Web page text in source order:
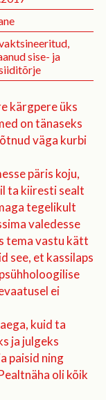
sise- ja
kärgpere üks
on tänaseks
väga kurbi
päris koju,
ta kiiresti sealt
tegelikult
valedesse
tema vastu kätt
see, et kassilaps
ei
kuid ta
ja julgeks
paisid ning
oli kõik